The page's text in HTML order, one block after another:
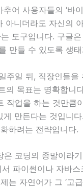
어 사용자들의 ‘바
아니더라도 자신의
도구입니다. 구글
만들 수 있도록 생
주일 뒤, 직장인들을
의 목표는 명확합니
작업을 하는 것만큼
만든다는 것입니
하려는 전략입니다.
은 코딩의 종말이라
파이썬이나 자바
는 자연어가 그 ‘고